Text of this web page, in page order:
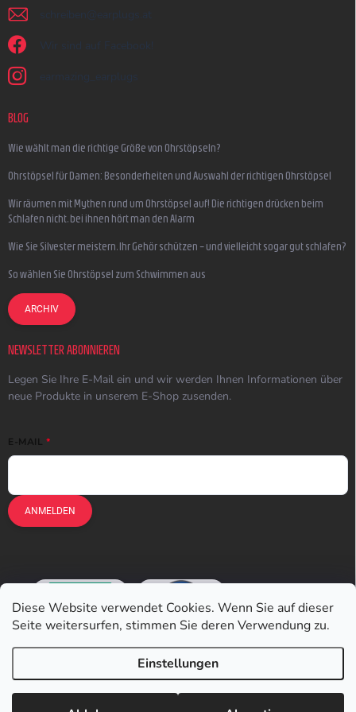
Diese Website verwendet Cookies. Wenn Sie auf dieser
Seite weitersurfen, stimmen Sie deren Verwendung zu.
Einstellungen
schreiben @ earplugs.at
Wir sind auf Facebook!
earmazing_earplugs
BLOG
Wie wählt man die richtige Größe von Ohrstöpseln?
Ohrstöpsel für Damen: Besonderheiten und Auswahl der richtigen Ohrstöpsel
Wir räumen mit Mythen rund um Ohrstöpsel auf! Die richtigen drücken beim
Schlafen nicht, bei ihnen hört man den Alarm
Wie Sie Silvester meistern, Ihr Gehör schützen – und vielleicht sogar gut schlafen?
So wählen Sie Ohrstöpsel zum Schwimmen aus
ARCHIV
NEWSLETTER ABONNIEREN
Legen Sie Ihre E-Mail ein und wir werden Ihnen Informationen über
neue Produkte in unserem E-Shop zusenden.
E-MAIL
ANMELDEN
Copyright 2026 . Alle Rechte vorbehalten.